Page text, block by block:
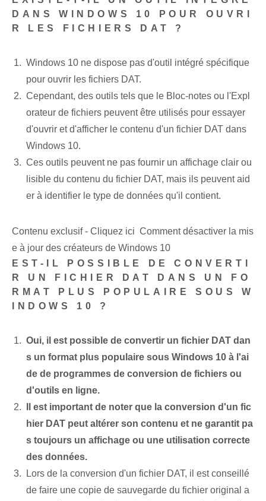
DANS WINDOWS 10 POUR OUVRI
R LES FICHIERS DAT ?
Windows 10 ne dispose pas d'outil intégré spécifique
pour ouvrir les fichiers DAT.
Cependant, des outils tels que le Bloc-notes ou l'Expl
orateur de fichiers peuvent être utilisés pour essayer
d'ouvrir et d'afficher le contenu d'un fichier DAT dans
Windows 10.
Ces outils peuvent ne pas fournir un affichage clair ou
lisible du contenu du fichier DAT, mais ils peuvent aid
er à identifier le type de données qu'il contient.
Contenu exclusif - Cliquez ici Comment désactiver la mis
e à jour des créateurs de Windows 10
EST-IL POSSIBLE DE CONVERTI
R UN FICHIER DAT DANS UN FO
RMAT PLUS POPULAIRE SOUS W
INDOWS 10 ?
Oui, il est possible de convertir un fichier DAT dan
s un format plus populaire sous Windows 10 à l'ai
de de programmes de conversion de fichiers ou
d'outils en ligne.
Il est important de noter que la conversion d'un fic
hier DAT peut altérer son contenu et ne garantit pa
s toujours un affichage ou une utilisation correcte
des données.
Lors de la conversion d'un fichier DAT, il est conseillé
de faire une copie de sauvegarde du fichier original a